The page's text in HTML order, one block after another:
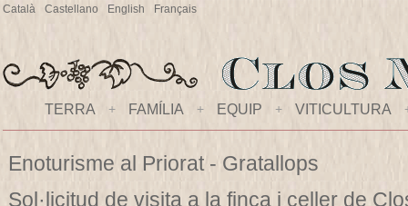
Català Castellano English Français
TERRA + FAMÍLIA + EQUIP + VITICULTURA
Enoturisme al Priorat - Gratallops
Sol·licitud de visita a la finca i celler de